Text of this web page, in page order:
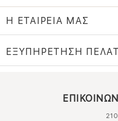
Η ΕΤΑΙΡΕΙΑ ΜΑΣ
ΕΞΥΠΗΡΕΤΗΣΗ